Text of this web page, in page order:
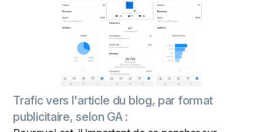
Trafic vers l'article du blog, par format
publicitaire, selon GA :